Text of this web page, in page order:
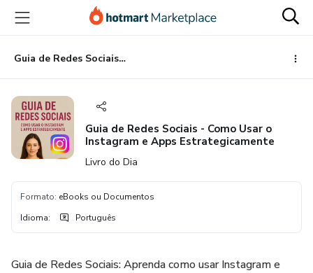
para
conteúdo
principal
para
pagamento
para
rodapé
Guia de Redes Sociais - Como Usar o Instagram e Apps Estrategicamente
Guia de Redes Sociais - Como Usar o
Instagram e Apps Estrategicamente
Livro do Dia
Formato: eBooks ou Documentos
Idioma: Português
Guia de Redes Sociais: Aprenda como usar Instagram e